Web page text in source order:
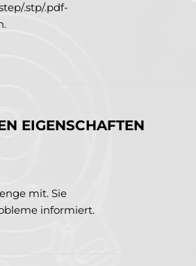
.stp/.pdf-
EIGENSCHAFTEN
mit. Sie
informiert.